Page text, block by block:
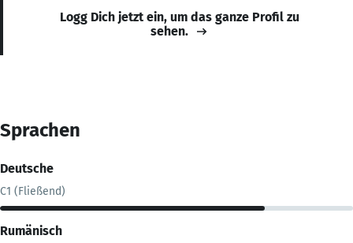
Logg Dich jetzt ein, um das ganze Profil zu
sehen.
Sprachen
Deutsche
C1 (Fließend)
Rumänisch